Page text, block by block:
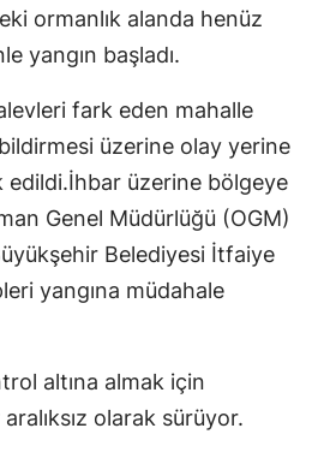
ormanlık alanda henüz
yangın başladı.
fark eden mahalle
üzerine olay yerine
edildi.İhbar üzerine bölgeye
Genel Müdürlüğü (OGM)
Belediyesi İtfaiye
yangına müdahale
altına almak için
olarak sürüyor.